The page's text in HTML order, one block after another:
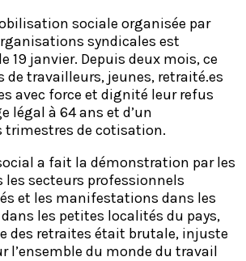
sociale organisée par
syndicales est
19 janvier. Depuis deux mois, ce
travailleurs, jeunes, retraité.es
avec force et dignité leur refus
légal à 64 ans et d’un
trimestres de cotisation.
a fait la démonstration par les
les secteurs professionnels
et les manifestations dans les
les petites localités du pays,
des retraites était brutale, injuste
l’ensemble du monde du travail